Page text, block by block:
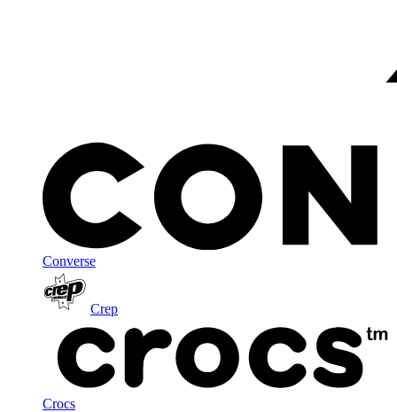
Converse
Crep
Crocs